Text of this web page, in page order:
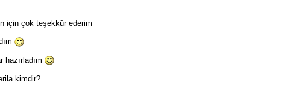
için çok teşekkür ederim
kimdir?